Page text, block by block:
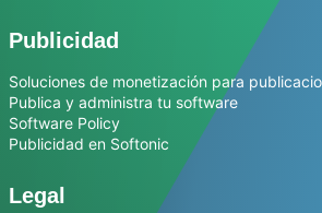
Publicidad
Soluciones de monetización para
Publica y administra tu software
Software Policy
Publicidad en Softonic
Legal